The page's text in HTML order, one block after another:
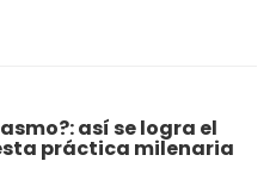
así se logra el
práctica milenaria